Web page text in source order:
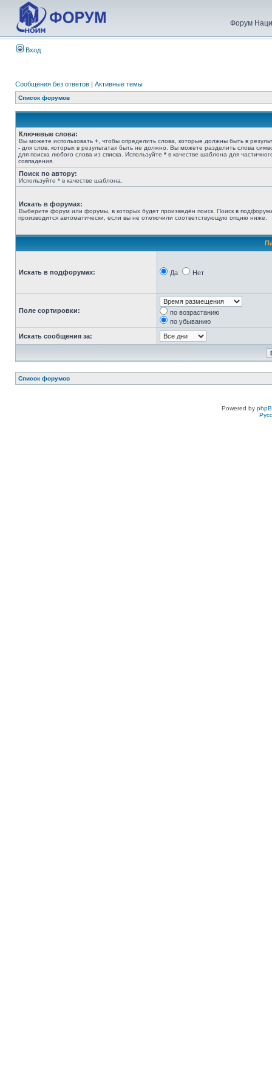
Форум
Вход
Сообщения без ответов | Активные темы
Список форумов
Ключевые слова:
Вы можете использовать + , чтобы определить слова, которые должны быть в
- для слов, которых в результатах быть не должно. Вы можете разделить слова
для поиска любого слова из списка. Используйте * в качестве шаблона для
совпадения.
Поиск по автору:
Используйте * в качестве шаблона.
Искать в форумах:
Выберите форум или форумы, в которых будет произведён поиск. Поиск в
производится автоматически, если вы не отключили соответствующую опцию ниже.
Искать в подфорумах: Да Нет
Поле сортировки:
по возрастанию
по убыванию
Искать сообщения за:
Список форумов
Powered by